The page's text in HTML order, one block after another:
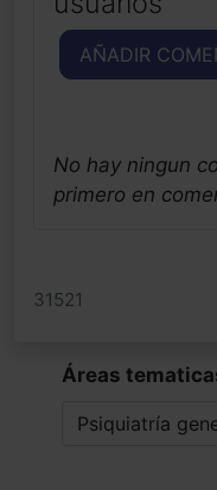
AÑADIR
No hay ningun
primero en
31521
Áreas